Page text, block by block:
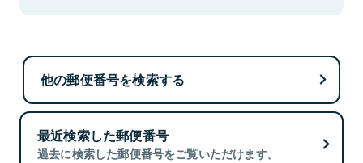
他の郵便番号を検索する
最近検索した郵便番号
過去に検索した郵便番号をご覧いただけます。